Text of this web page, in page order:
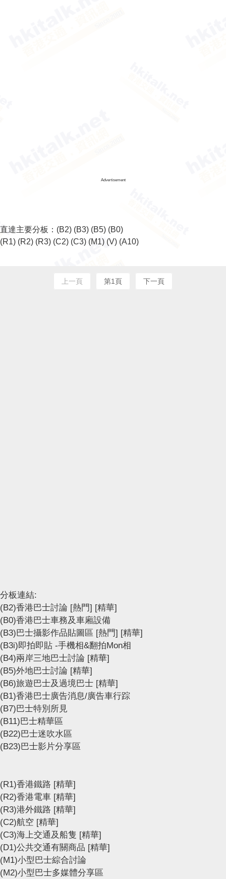
Advertisement
直達主要分板： (B2) (B3) (B5) (B0)
(R1) (R2) (R3) (C2) (C3) (M1) (V) (A10)
上一頁 第1頁 下一頁
分板連結:
(B2)香港巴士討論 [熱門] [精華]
(B0)香港巴士車務及車廂設備
(B3)巴士攝影作品貼圖區 [熱門] [精華]
(B3i)即拍即貼 -手機相&翻拍Mon相
(B4)兩岸三地巴士討論 [精華]
(B5)外地巴士討論 [精華]
(B6)旅遊巴士及過境巴士 [精華]
(B1)香港巴士廣告消息/廣告車行踪
(B7)巴士特別所見
(B11)巴士精華區
(B22)巴士迷吹水區
(B23)巴士影片分享區
(R1)香港鐵路 [精華]
(R2)香港電車 [精華]
(R3)港外鐵路 [精華]
(C2)航空 [精華]
(C3)海上交通及船隻 [精華]
(D1)公共交通有關商品 [精華]
(M1)小型巴士綜合討論
(M2)小型巴士多媒體分享區